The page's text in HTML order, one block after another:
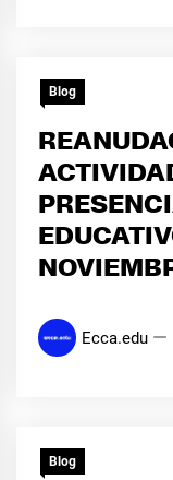
Blog
Ecca.edu
Blog